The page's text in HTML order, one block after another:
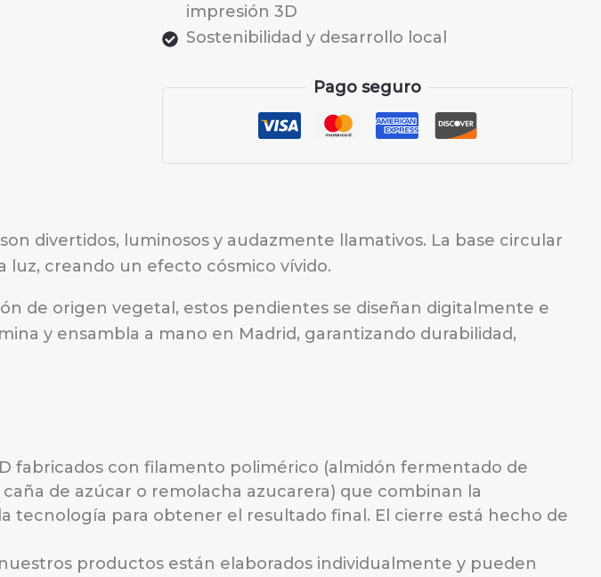
impresión 3D
Sostenibilidad y desarrollo local
Pago seguro
divertidos, luminosos y audazmente llamativos. La base circular
creando un efecto cósmico vívido.
de origen vegetal, estos pendientes se diseñan digitalmente e
y ensambla a mano en Madrid, garantizando durabilidad,
fabricados con filamento polimérico (almidón fermentado de
de azúcar o remolacha azucarera) que combinan la
tecnología para obtener el resultado final. El cierre está hecho de
productos están elaborados individualmente y pueden